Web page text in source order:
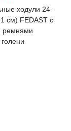
ходули 24-
см) FEDAST c
ремнями